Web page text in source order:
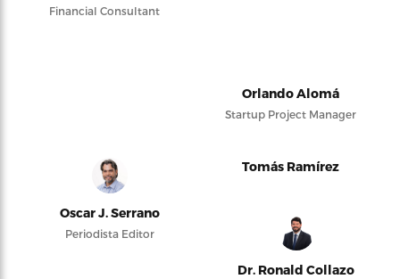
Financial Consultant
Orlando Alomá
Startup Project Manager
Oscar J. Serrano
Periodista Editor
Tomás Ramírez
Dr. Ronald Collazo